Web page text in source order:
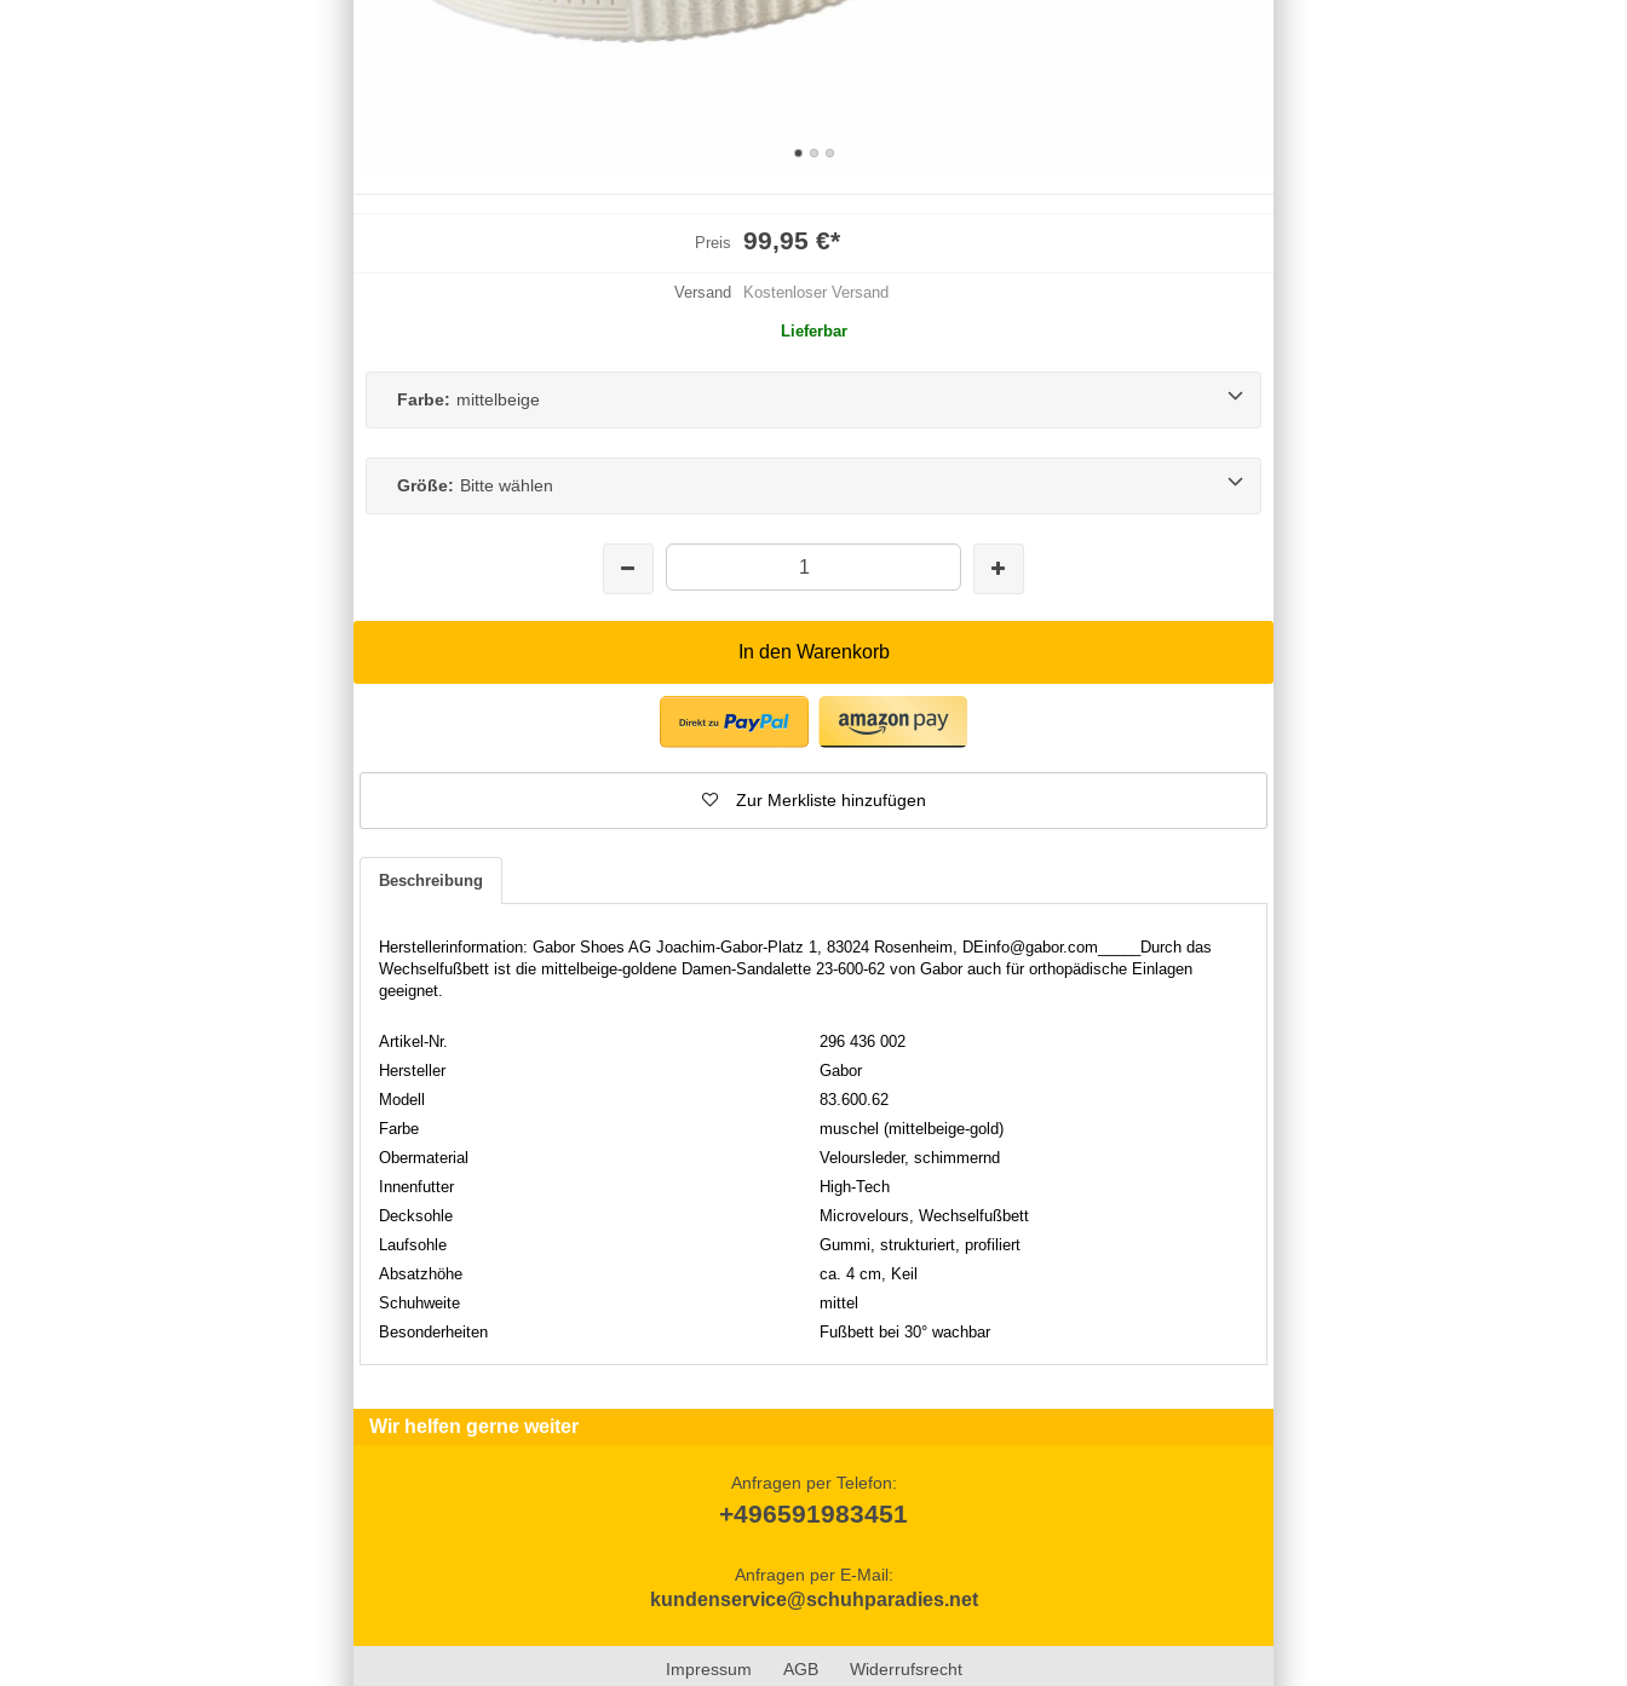
Preis 99,95 €*
Versand Kostenloser Versand
Lieferbar
Farbe: mittelbeige
Größe: Bitte wählen
In den Warenkorb
Zur Merkliste hinzufügen
Beschreibung
Herstellerinformation: Gabor Shoes AG Joachim-Gabor-Platz 1, 83024 Rosenheim, DEinfo@gabor.com_____Durch das
Wechselfußbett ist die mittelbeige-goldene Damen-Sandalette 23-600-62 von Gabor auch für orthopädische Einlagen
geeignet.
Artikel-Nr.
296 436 002
Hersteller
Gabor
Modell
83.600.62
Farbe
muschel (mittelbeige-gold)
Obermaterial
Veloursleder, schimmernd
Innenfutter
High-Tech
Decksohle
Microvelours, Wechselfußbett
Laufsohle
Gummi, strukturiert, profiliert
Absatzhöhe
ca. 4 cm, Keil
Schuhweite
mittel
Besonderheiten
Fußbett bei 30° wachbar
Wir helfen gerne weiter
Anfragen per Telefon:
+496591983451
Anfragen per E-Mail:
kundenservice@schuhparadies.net
Impressum AGB Widerrufsrecht